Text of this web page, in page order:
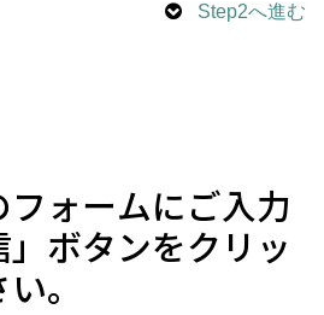
Step2へ進む
ォームにご入力
ボタンをクリッ
。